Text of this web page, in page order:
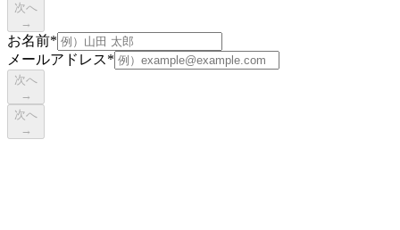
次へ
→
お名前*
メールアドレス*
次へ
→
次へ
→